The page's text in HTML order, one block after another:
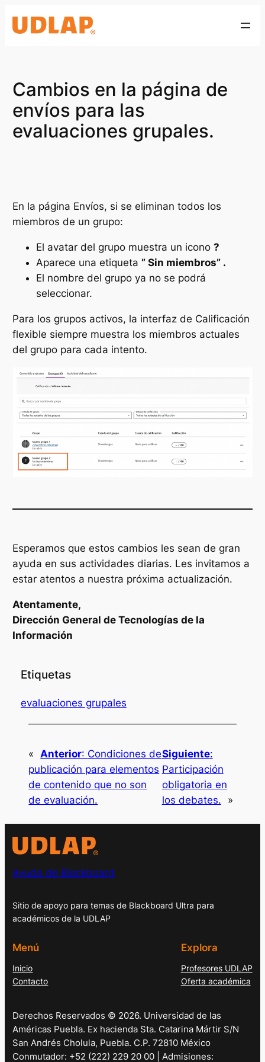
Cambios en la página de
envíos para las
evaluaciones grupales.
En la página Envíos, si se eliminan todos los
miembros de un grupo:
El avatar del grupo muestra un icono?
Aparece una etiqueta” Sin miembros” .
El nombre del grupo ya no se podrá
seleccionar.
Para los grupos activos, la interfaz de Calificación
flexible siempre muestra los miembros actuales
del grupo para cada intento.
Esperamos que estos cambios les sean de gran
ayuda en sus actividades diarias. Les invitamos a
estar atentos a nuestra próxima actualización.
Atentamente,
Dirección General de Tecnologías de la
Información
Etiquetas
evaluaciones grupales
« Anterior: Condiciones de
publicación para elementos
de contenido que no son
de evaluación.
Siguiente:
Participación
obligatoria en
los debates.
»
Ayuda de Blackboard
Sitio de apoyo para temas de Blackboard Ultra para
académicos de la UDLAP
Menú
Inicio
Contacto
Explora
Profesores UDLAP
Oferta académica
Derechos Reservados © 2026. Universidad de las
Américas Puebla. Ex hacienda Sta. Catarina Mártir S/N
San Andrés Cholula, Puebla. C.P. 72810 México
Conmutador: +52 (222) 229 20 00 | Admisiones: